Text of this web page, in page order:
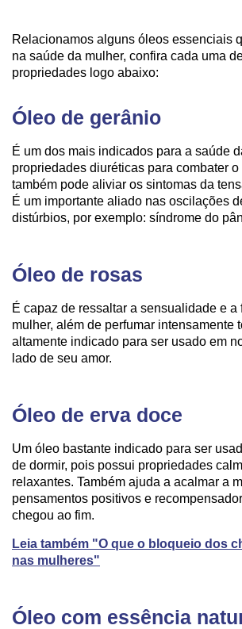
Relacionamos alguns óleos essenciais
na saúde da mulher, confira cada uma
propriedades logo abaixo:
Óleo de gerânio
É um dos mais indicados para a saúde
propriedades diuréticas para combater
também pode aliviar os sintomas da
É um importante aliado nas oscilações
distúrbios, por exemplo: síndrome do
Óleo de rosas
É capaz de ressaltar a sensualidade e a
mulher, além de perfumar intensamente
altamente indicado para ser usado em
lado de seu amor.
Óleo de erva doce
Um óleo bastante indicado para ser
de dormir, pois possui propriedades
relaxantes. Também ajuda a acalmar a
pensamentos positivos e
chegou ao fim.
Leia também "O que o bloqueio dos
nas mulheres"
Óleo com essência